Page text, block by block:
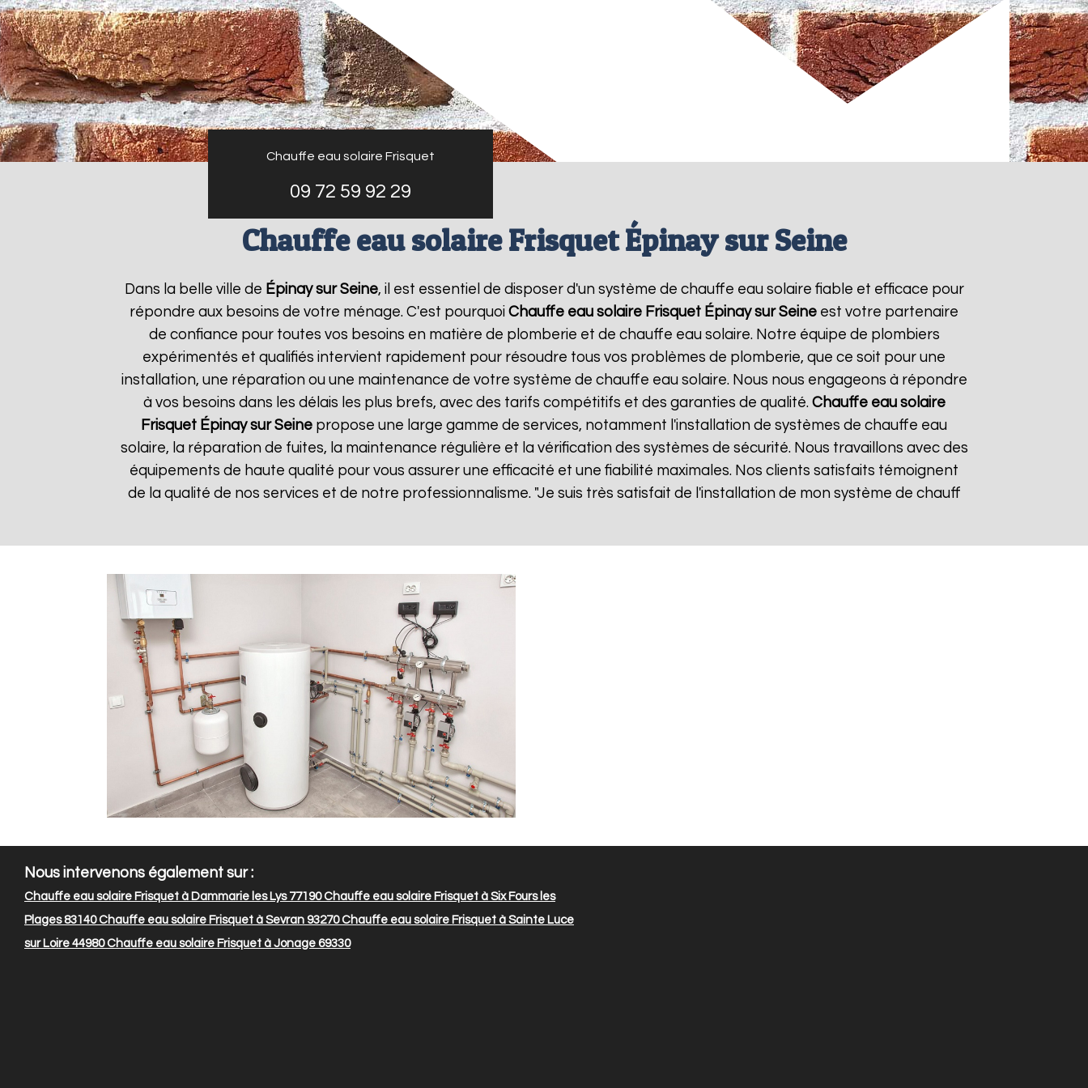
Chauffe eau solaire Frisquet
09 72 59 92 29
Chauffe eau solaire Frisquet Épinay sur Seine
Dans la belle ville de Épinay sur Seine, il est essentiel de disposer d'un système de chauffe eau solaire fiable et efficace pour
répondre aux besoins de votre ménage. C'est pourquoi Chauffe eau solaire Frisquet Épinay sur Seine est votre partenaire
de confiance pour toutes vos besoins en matière de plomberie et de chauffe eau solaire. Notre équipe de plombiers
expérimentés et qualifiés intervient rapidement pour résoudre tous vos problèmes de plomberie, que ce soit pour une
installation, une réparation ou une maintenance de votre système de chauffe eau solaire. Nous nous engageons à répondre
à vos besoins dans les délais les plus brefs, avec des tarifs compétitifs et des garanties de qualité. Chauffe eau solaire
Frisquet Épinay sur Seine propose une large gamme de services, notamment l'installation de systèmes de chauffe eau
solaire, la réparation de fuites, la maintenance régulière et la vérification des systèmes de sécurité. Nous travaillons avec des
équipements de haute qualité pour vous assurer une efficacité et une fiabilité maximales. Nos clients satisfaits témoignent
de la qualité de nos services et de notre professionnalisme. "Je suis très satisfait de l'installation de mon système de chauff
Nous intervenons également sur :
Chauffe eau solaire Frisquet à Dammarie les Lys 77190Chauffe eau solaire Frisquet à Six Fours les
Plages 83140Chauffe eau solaire Frisquet à Sevran 93270Chauffe eau solaire Frisquet à Sainte Luce
sur Loire 44980Chauffe eau solaire Frisquet à Jonage 69330